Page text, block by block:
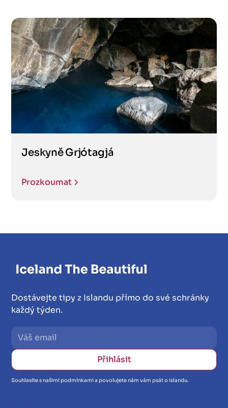
Jeskyně Grjótagjá
Prozkoumat
Dostávejte tipy z Islandu přímo do své schránky
každý týden.
Souhlasíte s našimi podmínkami a povolujete nám vám psát o Islandu.